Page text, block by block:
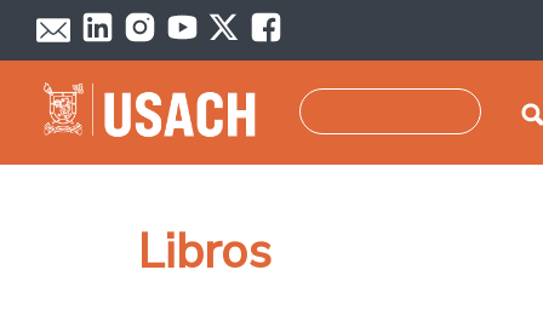
Pasar al contenido principal
Libros